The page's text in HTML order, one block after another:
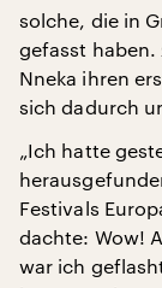
solche, die in
gefasst haben.
Nneka ihren
sich dadurch
„Ich hatte
Festivals
dachte: Wow!
war ich